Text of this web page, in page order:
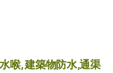
喉, 建築物防水,通渠